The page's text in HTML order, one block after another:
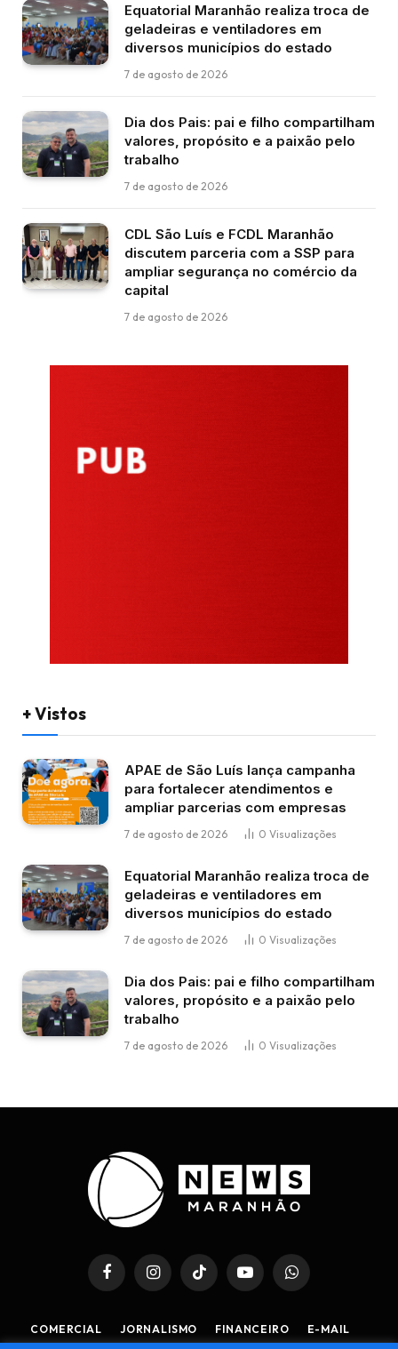
Equatorial Maranhão realiza troca de
geladeiras e ventiladores em
diversos municípios do estado
7 de agosto de 2026
Dia dos Pais: pai e filho compartilham
valores, propósito e a paixão pelo
trabalho
7 de agosto de 2026
CDL São Luís e FCDL Maranhão
discutem parceria com a SSP para
ampliar segurança no comércio da
capital
7 de agosto de 2026
+ Vistos
APAE de São Luís lança campanha
para fortalecer atendimentos e
ampliar parcerias com empresas
7 de agosto de 2026 0 Visualizações
Equatorial Maranhão realiza troca de
geladeiras e ventiladores em
diversos municípios do estado
7 de agosto de 2026 0 Visualizações
Dia dos Pais: pai e filho compartilham
valores, propósito e a paixão pelo
trabalho
7 de agosto de 2026 0 Visualizações
FacebookInstagramTikTok YouTubeWhatsApp
COMERCIAL JORNALISMO FINANCEIRO
E-MAIL